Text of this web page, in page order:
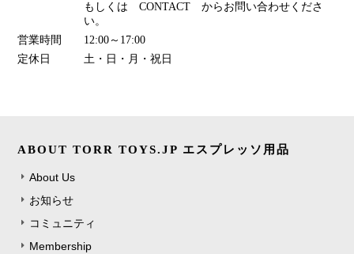
もしくは CONTACT からお問い合わせくださ
い。
営業時間
12:00～17:00
定休日
土・日・月・祝日
ABOUT TORR TOYS.JP エスプレッソ用品
About Us
お知らせ
コミュニティ
Membership